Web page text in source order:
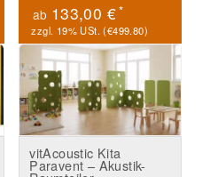
ab 133,00 €*
zzgl. 19% USt. (€499.80)
vitAcoustic Kita
Paravent – Akustik-